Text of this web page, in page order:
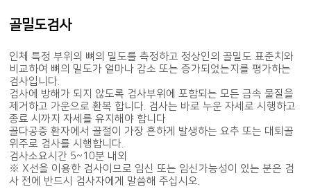
골밀도검사
인체 특정 부위의 뼈의 밀도를 측정하고 정상인의 골밀도 표준치와
비교하여 뼈의 밀도가 얼마나 감소 또는 증가되었는지를 평가하는
검사입니다.
검사에 방해가 되지 않도록 검사부위에 포함되는 모든 금속 물질을
제거하고 가운으로 환복 합니다. 검사는 바로 누운 자세로 시행하고
종료 시까지 자세를 유지해야 합니다
골다공증 환자에서 골절이 가장 흔하게 발생하는 요추 또는 대퇴골
위주로 검사를 시행합니다.
검사소요시간 5~10분 내외
※ X선을 이용한 검사이므로 임신 또는 임신가능성이 있는 분은 검
사 전에 반드시 검사자에게 말씀해 주십시오.